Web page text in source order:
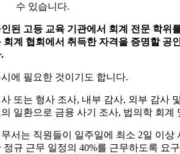
수 있습니다.
된 고등 교육 기관에서 회계 전문 학위
회계 협회에서 취득한 자격을 증명할 공
에 필요한 것이기도 합니다.
또는 형사 조사, 내부 감사, 외부 감사
일환으로 금융 사기 조사, 법의학 회계
서는 직원들이 일주일에 최소 2일 이상
정규 근무 일정의 40%를 근무하도록 요